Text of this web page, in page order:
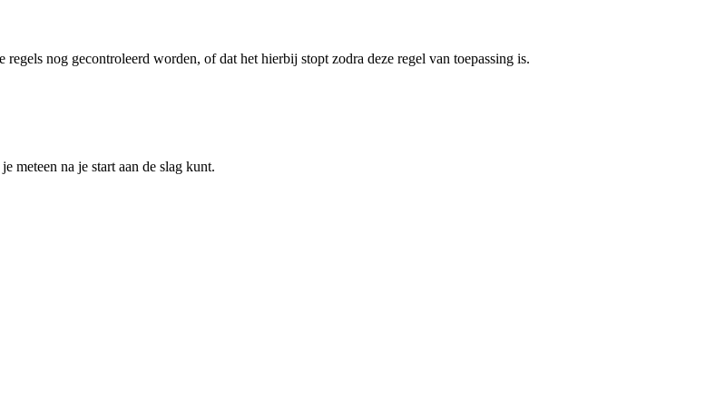
nog gecontroleerd worden, of dat het hierbij stopt zodra deze regel van toepassing is.
meteen na je start aan de slag kunt.